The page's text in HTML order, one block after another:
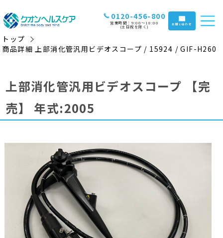
0120-456-800
営業時間：9:00〜18:00
(土日祝を除く) お問い合わせ
トップ
商品詳細 上部消化管汎用ビデオスコープ / 15924 / GIF-H260
上部消化管汎用ビデオスコープ
【完
売】
年式:2005